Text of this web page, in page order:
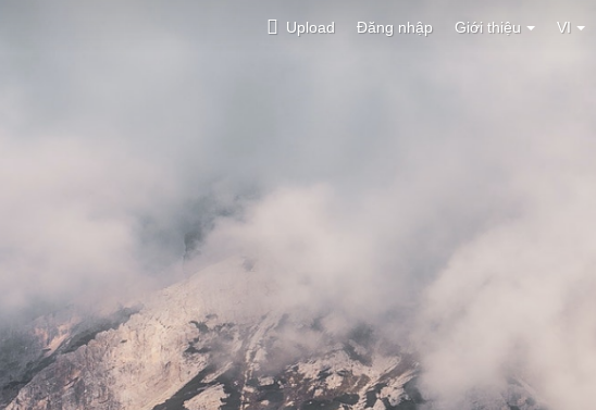
Upload Đăng nhập Giới thiệu VI